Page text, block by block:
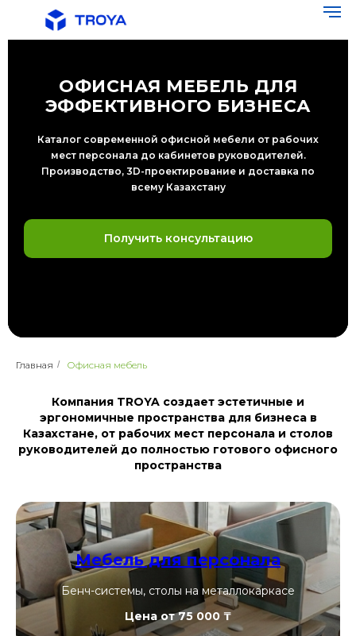
ОФИСНАЯ МЕБЕЛЬ ДЛЯ
ЭФФЕКТИВНОГО БИЗНЕСА
Каталог современной офисной мебели от рабочих
мест персонала до кабинетов руководителей.
Производство, 3D-проектирование и доставка по
всему Казахстану
Получить консультацию
Главная / Офисная мебель
Компания TROYA создает эстетичные и
эргономичные пространства для бизнеса в
Казахстане, от рабочих мест персонала и столов
руководителей до полностью готового офисного
пространства
Мебель для персонала
Бенч-системы, столы на металлокаркасе
Цена от 75 000 ₸